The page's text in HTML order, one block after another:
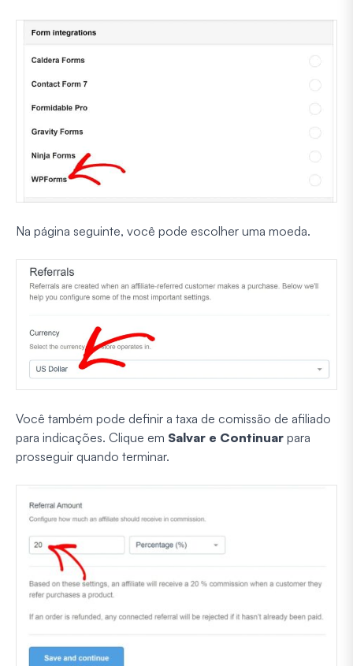
Na página seguinte, você pode escolher uma moeda.
Você também pode definir a taxa de comissão de afiliado
para indicações. Clique em Salvar e Continuar para
prosseguir quando terminar.